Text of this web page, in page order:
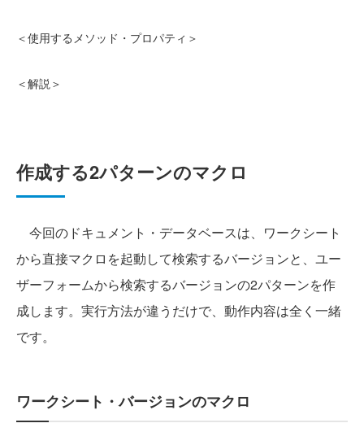
＜使用するメソッド・プロパティ＞
＜解説＞
作成する2パターンのマクロ
今回のドキュメント・データベースは、ワークシート
から直接マクロを起動して検索するバージョンと、ユー
ザーフォームから検索するバージョンの2パターンを作
成します。実行方法が違うだけで、動作内容は全く一緒
です。
ワークシート・バージョンのマクロ